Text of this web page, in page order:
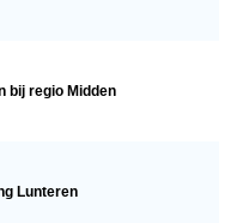
bij regio Midden
Lunteren